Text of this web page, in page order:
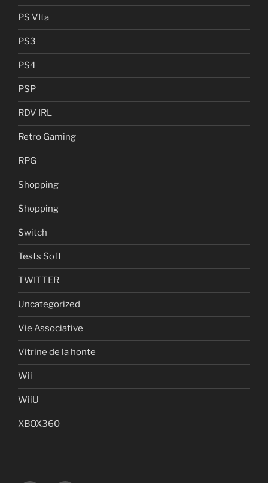
PS VIta
PS3
PS4
PSP
RDV IRL
Retro Gaming
RPG
Shopping
Shopping
Switch
Tests Soft
TWITTER
Uncategorized
Vie Associative
Vitrine de la honte
Wii
WiiU
XBOX360